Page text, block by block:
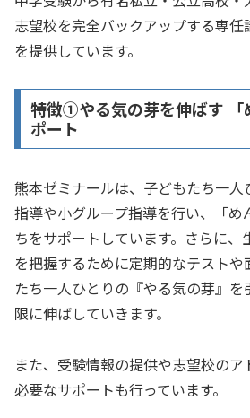
志望校を完全バックアップする専
を提供しています。
特徴①やる気の芽を伸ばす 「
ポート
熊本ゼミナールは、子どもたち一
指導や小グループ指導を行い、「め
ちをサポートしています。さらに、
を把握するために定期的なテストや
たち一人ひとりの『やる気の芽』
限に伸ばしていきます。
また、受験情報の提供や志望校の
必要なサポートも行っています。